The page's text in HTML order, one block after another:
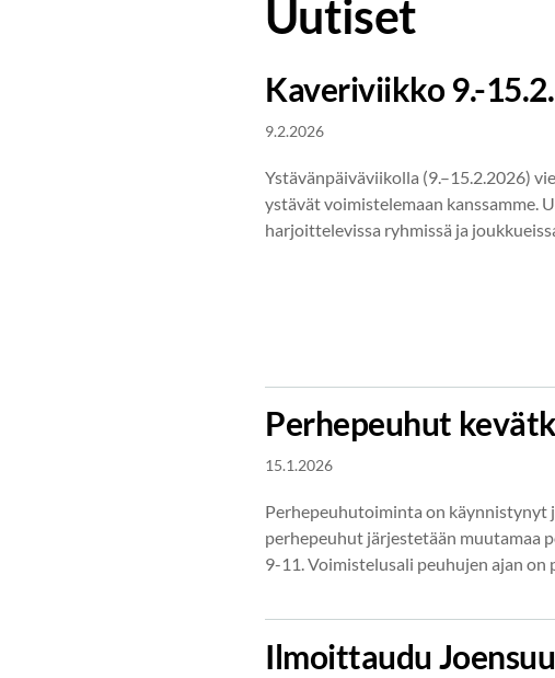
Uutiset
Kaveriviikko 9.-15.2.
9.2.2026
Ystävänpäiväviikolla (9.–15.2.2026)
ystävät voimistelemaan kanssamme.
harjoittelevissa ryhmissä ja
Perhepeuhut
15.1.2026
Perhepeuhutoiminta on käynnistynyt
perhepeuhut järjestetään muutamaa
9-11. Voimistelusali peuhujen ajan on
Ilmoittaudu